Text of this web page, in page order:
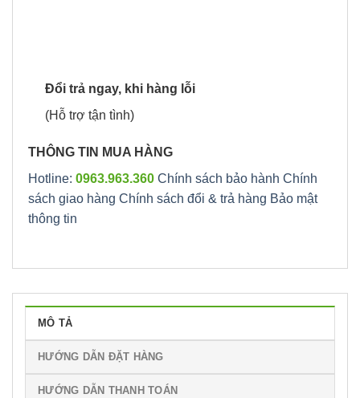
Đổi trả ngay, khi hàng lỗi
(Hỗ trợ tận tình)
THÔNG TIN MUA HÀNG
Hotline: 0963.963.360 Chính sách bảo hành Chính
sách giao hàng Chính sách đổi & trả hàng Bảo mật
thông tin
MÔ TẢ
HƯỚNG DẪN ĐẶT HÀNG
HƯỚNG DẪN THANH TOÁN